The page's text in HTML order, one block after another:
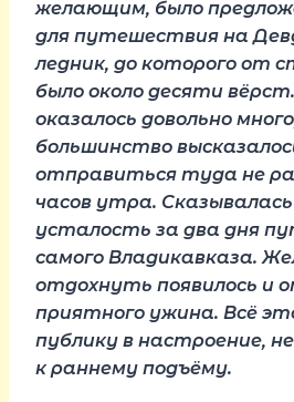
желающим, было
для путешествия на
ледник, до которого от
было около десяти
оказалось довольно
большинство
отправиться туда не
часов утра.
усталость за два дня
самого Владикавказа.
отдохнуть появилось и
приятного ужина. Всё
публику в настроение,
к раннему подъёму.